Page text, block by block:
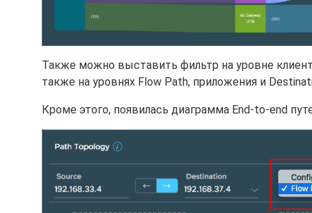
Также можно выставить фильтр на уровне
также на уровнях Flow Path, приложения и
Кроме этого, появилась диаграмма End-to-end